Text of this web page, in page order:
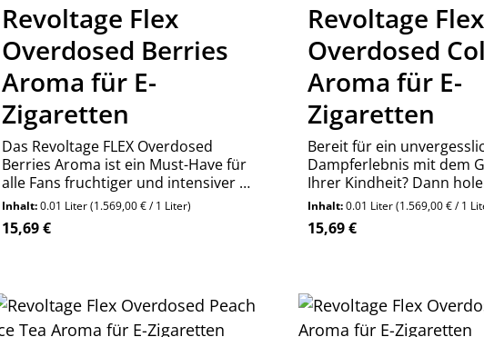
Revoltage Flex
Overdosed Berries
Aroma für E-
Zigaretten
Das Revoltage FLEX Overdosed
Berries Aroma ist ein Must-Have für
alle Fans fruchtiger und intensiver E-
Liquids
Inhalt:0.01 Liter(1.569,00 € / 1 Liter)
Regulärer Preis:
15,69 €
Revoltage Flex
Overdosed
Aroma für E-
Zigaretten
Bereit für ein
Dampferlebnis mit dem
Ihrer Kindheit? Dann
noch heute das Revoltage
Overdosed Cola Aroma
Sie ein in die prickelnde
Inhalt:0.01 Liter(1.569,00 € / 1
Regulärer Preis:
15,69 €